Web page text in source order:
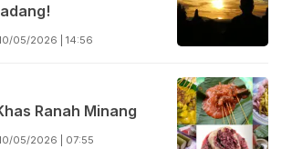
05/2026 | 14:56
Ranah Minang
05/2026 | 07:55